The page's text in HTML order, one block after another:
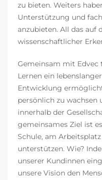
zu bieten. Weiters
Unterstützung und
anzubieten. All das auf
wissenschaftlicher
Gemeinsam mit Edvec
Lernen ein
Entwicklung
persönlich zu wachsen
innerhalb der
gemeinsames Ziel ist
Schule, am
unterstützen. Wie?
unserer Kundinnen
unsere Vision den